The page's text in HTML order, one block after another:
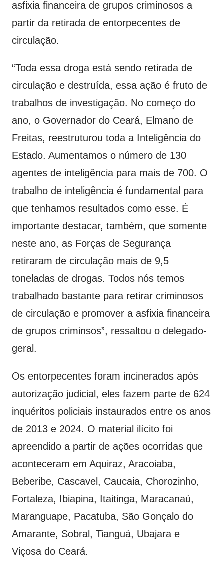
asfixia financeira de grupos criminosos a
partir da retirada de entorpecentes de
circulação.
“Toda essa droga está sendo retirada de
circulação e destruída, essa ação é fruto de
trabalhos de investigação. No começo do
ano, o Governador do Ceará, Elmano de
Freitas, reestruturou toda a Inteligência do
Estado. Aumentamos o número de 130
agentes de inteligência para mais de 700. O
trabalho de inteligência é fundamental para
que tenhamos resultados como esse. É
importante destacar, também, que somente
neste ano, as Forças de Segurança
retiraram de circulação mais de 9,5
toneladas de drogas. Todos nós temos
trabalhado bastante para retirar criminosos
de circulação e promover a asfixia financeira
de grupos criminsos”, ressaltou o delegado-
geral.
Os entorpecentes foram incinerados após
autorização judicial, eles fazem parte de 624
inquéritos policiais instaurados entre os anos
de 2013 e 2024. O material ilícito foi
apreendido a partir de ações ocorridas que
aconteceram em Aquiraz, Aracoiaba,
Beberibe, Cascavel, Caucaia, Chorozinho,
Fortaleza, Ibiapina, Itaitinga, Maracanaú,
Maranguape, Pacatuba, São Gonçalo do
Amarante, Sobral, Tianguá, Ubajara e
Viçosa do Ceará.